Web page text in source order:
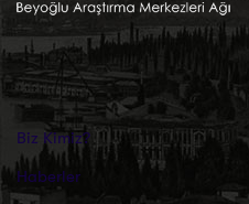
Biz Kimiz?
Haberler